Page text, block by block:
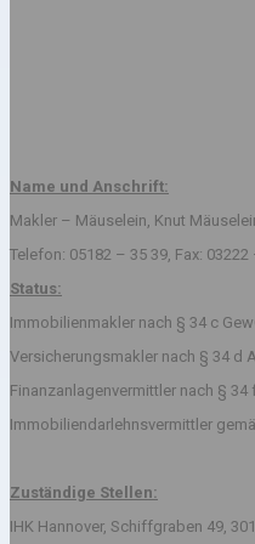
Name und Anschrift:
Makler – Mäuselein, Knut
Telefon: 05182 – 35 39, Fax: 03222
Status:
Immobilienmakler nach § 34 c
Versicherungsmakler nach § 34 d
Finanzanlagenvermittler nach § 34
Immobiliendarlehnsvermittler
Zuständige Stellen:
IHK Hannover, Schiffgraben 49,